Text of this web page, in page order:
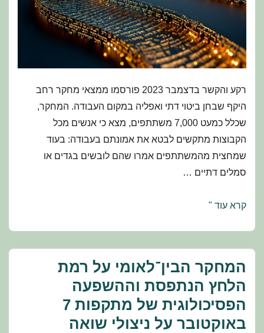
רקע והקשר בדצמבר 2023 פורסמו ממצאי מחקר רחב
היקף שבחן ביטוי דתי ואפליה במקום העבודה. המחקר,
שכלל כמעט 7,000 משתתפים, מצא כי אנשים מכל
הקבוצות מתקשים לבטא את אמונתם בעבודה: בעוד
שמחצית מהמשתתפים אמרו שהם לובשים בגדים או
סמלים דתיים …
אנטישמיות
קרא עוד "
המחקר הבין־לאומי על רמת
הלחץ הנתפסת וההשפעה
הפסיכולוגית של מתקפות 7
באוקטובר על ניצולי שואה